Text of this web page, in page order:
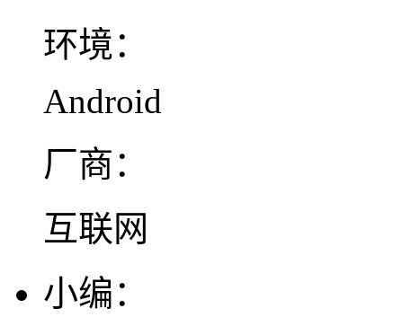
环境：
Android
厂商：
互联网
小编：